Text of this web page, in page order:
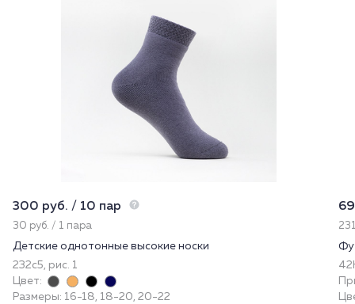
300 руб. / 10 пар
30 руб. / 1 пара
Детские однотонные высокие носки
232с5, рис. 1
Цвет:
Размеры: 16-18, 18-20, 20-22